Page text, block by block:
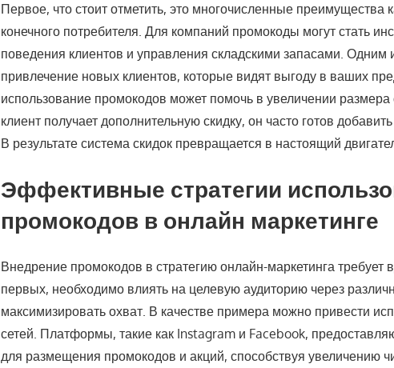
Первое, что стоит отметить, это многочисленные преимущества
конечного потребителя. Для компаний промокоды могут стать
поведения клиентов и управления складскими запасами. Одним
привлечение новых клиентов, которые видят выгоду в ваших
использование промокодов может помочь в увеличении размера
клиент получает дополнительную скидку, он часто готов
В результате система скидок превращается в настоящий
Эффективные стратегии
промокодов в онлайн маркетинге
Внедрение промокодов в стратегию онлайн-маркетинга требует
первых, необходимо влиять на целевую аудиторию через
максимизировать охват. В качестве примера можно привести
сетей. Платформы, такие как Instagram и Facebook,
для размещения промокодов и акций, способствуя увеличению